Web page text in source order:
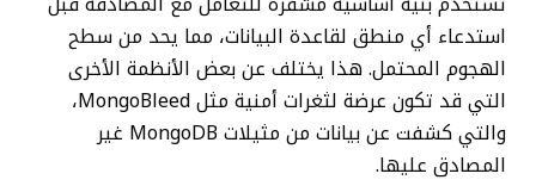
استدعاء أي منطق لقاعدة البيانات، مما يحد من سطح
الهجوم المحتمل. هذا يختلف عن بعض الأنظمة الأخرى
التي قد تكون عرضة لثغرات أمنية مثل MongoBleed،
والتي كشفت عن بيانات من مثيلات MongoDB غير
المصادق عليها.